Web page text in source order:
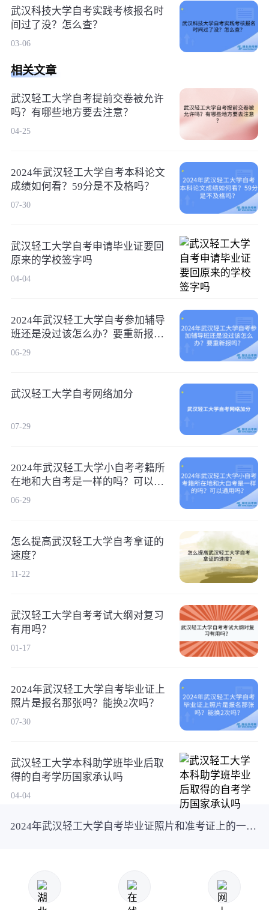
武汉科技大学自考实践考核报名时
间过了没？怎么查？
03-06
相关文章
武汉轻工大学自考提前交卷被允许
吗？有哪些地方要去注意？
04-25
2024年武汉轻工大学自考本科论文
成绩如何看？59分是不及格吗？
07-30
武汉轻工大学自考申请毕业证要回
原来的学校签字吗
04-04
2024年武汉轻工大学自考参加辅导
班还是没过该怎么办？要重新报
吗？
06-29
武汉轻工大学自考网络加分
07-29
2024年武汉轻工大学小自考考籍所
在地和大自考是一样的吗？可以通
用吗？
06-29
怎么提高武汉轻工大学自考拿证的
速度？
11-22
武汉轻工大学自考考试大纲对复习
有用吗？
01-17
2024年武汉轻工大学自考毕业证上
照片是报名那张吗？能换2次吗？
07-30
武汉轻工大学本科助学班毕业后取
得的自考学历国家承认吗
04-04
2024年武汉轻工大学自考毕业证照片和准考证上的一样吗？不过会对毕业造成影响吗？